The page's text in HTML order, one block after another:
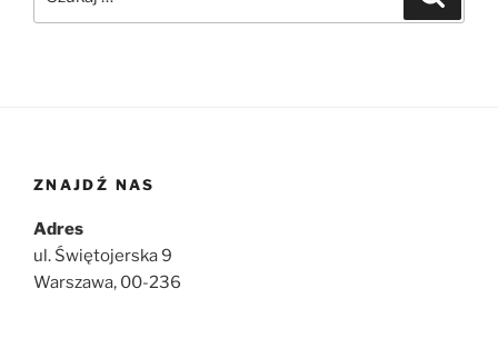
ZNAJDŹ NAS
Adres
ul. Świętojerska 9
Warszawa, 00-236